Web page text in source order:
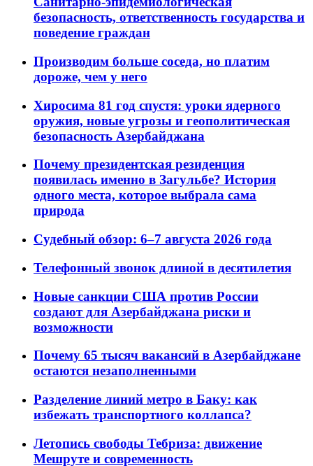
безопасность, ответственность государства и
поведение граждан
Производим больше соседа, но платим
дороже, чем у него
Хиросима 81 год спустя: уроки ядерного
оружия, новые угрозы и геополитическая
безопасность Азербайджана
Почему президентская резиденция
появилась именно в Загульбе? История
одного места, которое выбрала сама
природа
Судебный обзор: 6–7 августа 2026 года
Телефонный звонок длиной в десятилетия
Новые санкции США против России
создают для Азербайджана риски и
возможности
Почему 65 тысяч вакансий в Азербайджане
остаются незаполненными
Разделение линий метро в Баку: как
избежать транспортного коллапса?
Летопись свободы Тебриза: движение
Мешруте и современность